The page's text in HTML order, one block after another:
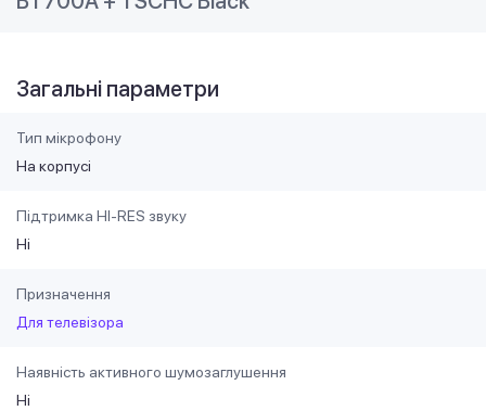
Загальні параметри
Тип мікрофону
На корпусі
Підтримка HI-RES звуку
Ні
Призначення
Для телевізора
Наявність активного шумозаглушення
Ні